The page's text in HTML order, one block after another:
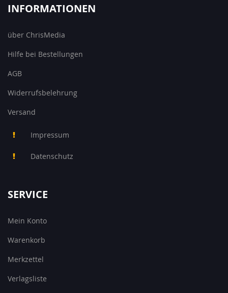
INFORMATIONEN
über ChrisMedia
Hilfe bei Bestellungen
AGB
Widerrufsbelehrung
Versand
Impressum
Datenschutz
SERVICE
Mein Konto
Warenkorb
Merkzettel
Verlagsliste